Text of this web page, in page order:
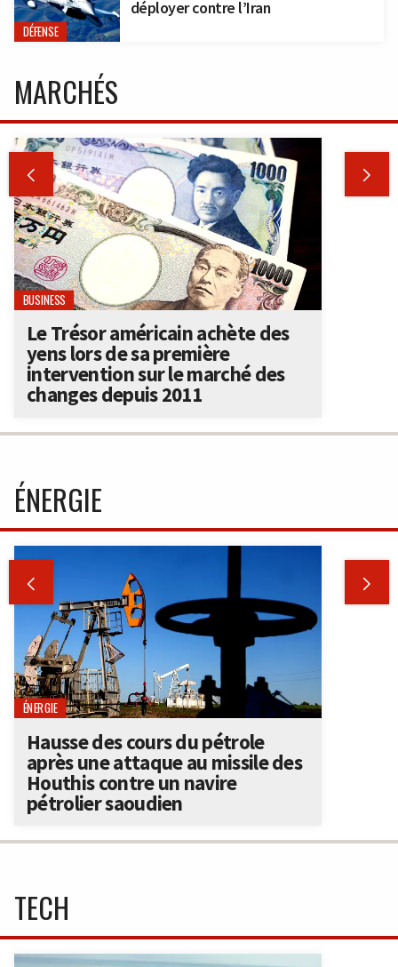
DÉFENSE
déployer contre l’Iran
MARCHÉS
 
BUSINESS
Le Trésor américain achète des
yens lors de sa première
intervention sur le marché des
changes depuis 2011
ÉNERGIE
 
ÉNERGIE
Hausse des cours du pétrole
après une attaque au missile des
Houthis contre un navire
pétrolier saoudien
TECH